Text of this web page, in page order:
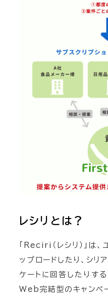
レシリとは？
「Reciri（レシリ）」は
ップロードしたり、シリ
ケートに回答したりす
Web完結型のキャンペ